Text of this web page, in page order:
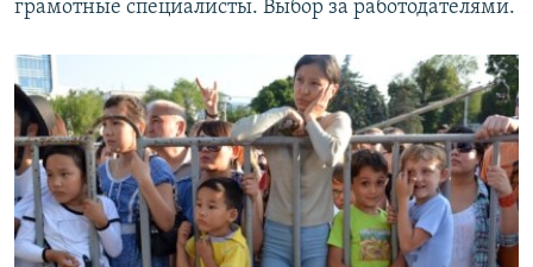
грамотные специалисты. Выбор за работодателями.